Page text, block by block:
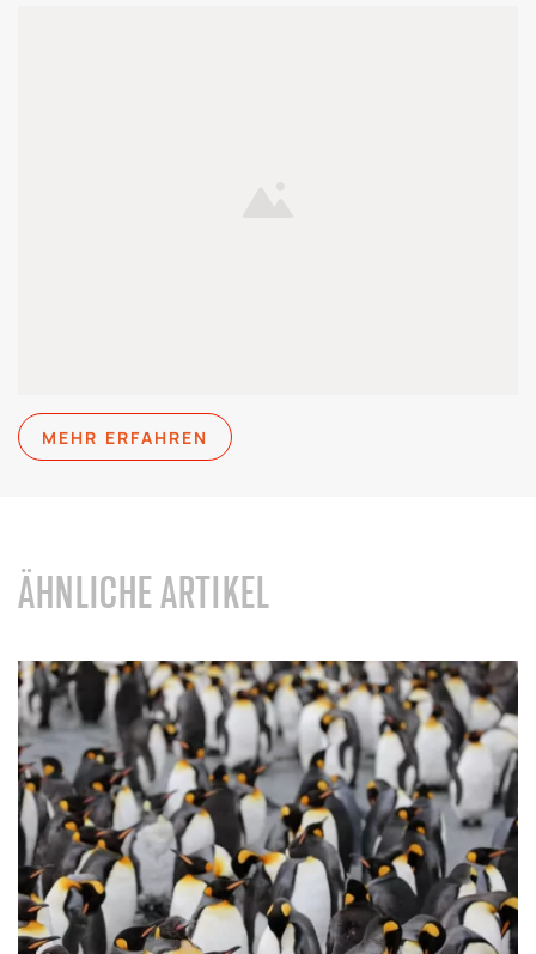
MEHR ERFAHREN
ÄHNLICHE ARTIKEL